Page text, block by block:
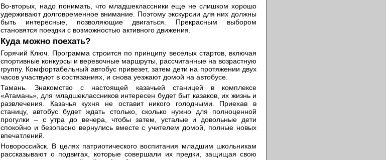
Во-вторых, надо понимать, что младшеклассники еще не слишком хорошо
удерживают долговременное внимание. Поэтому экскурсии для них должны
быть интересные, позволяющие двигаться. Прекрасным выбором
становятся поездки с возможностью активного движения.
Куда можно поехать?
Горячий Ключ. Программа строится по принципу веселых стартов, включая
спортивные конкурсы и веревочные маршруты, рассчитанные на возрастную
группу. Комфортабельный автобус привезет, затем дети на протяжении двух
часов участвуют в состязаниях, и снова уезжают домой на автобусе.
Тамань. Знакомство с настоящей казачьей станицей в комплексе
«Атамань», для младшеклассников интересен будет быт казаков, их жизнь и
развлечения. Казачья кухня не оставит никого голодными. Приехав в
станицу, автобус будет ждать столько, сколько нужно для полноценной
прогулки – с утра до вечера, чтобы затем, усталые и довольные дети
спокойно и безопасно вернулись вместе с учителем домой, полные новых
впечатлений.
Новороссийск. В целях патриотического воспитания младшим школьникам
рассказывают о подвигах, которые совершали их предки, защищая свою